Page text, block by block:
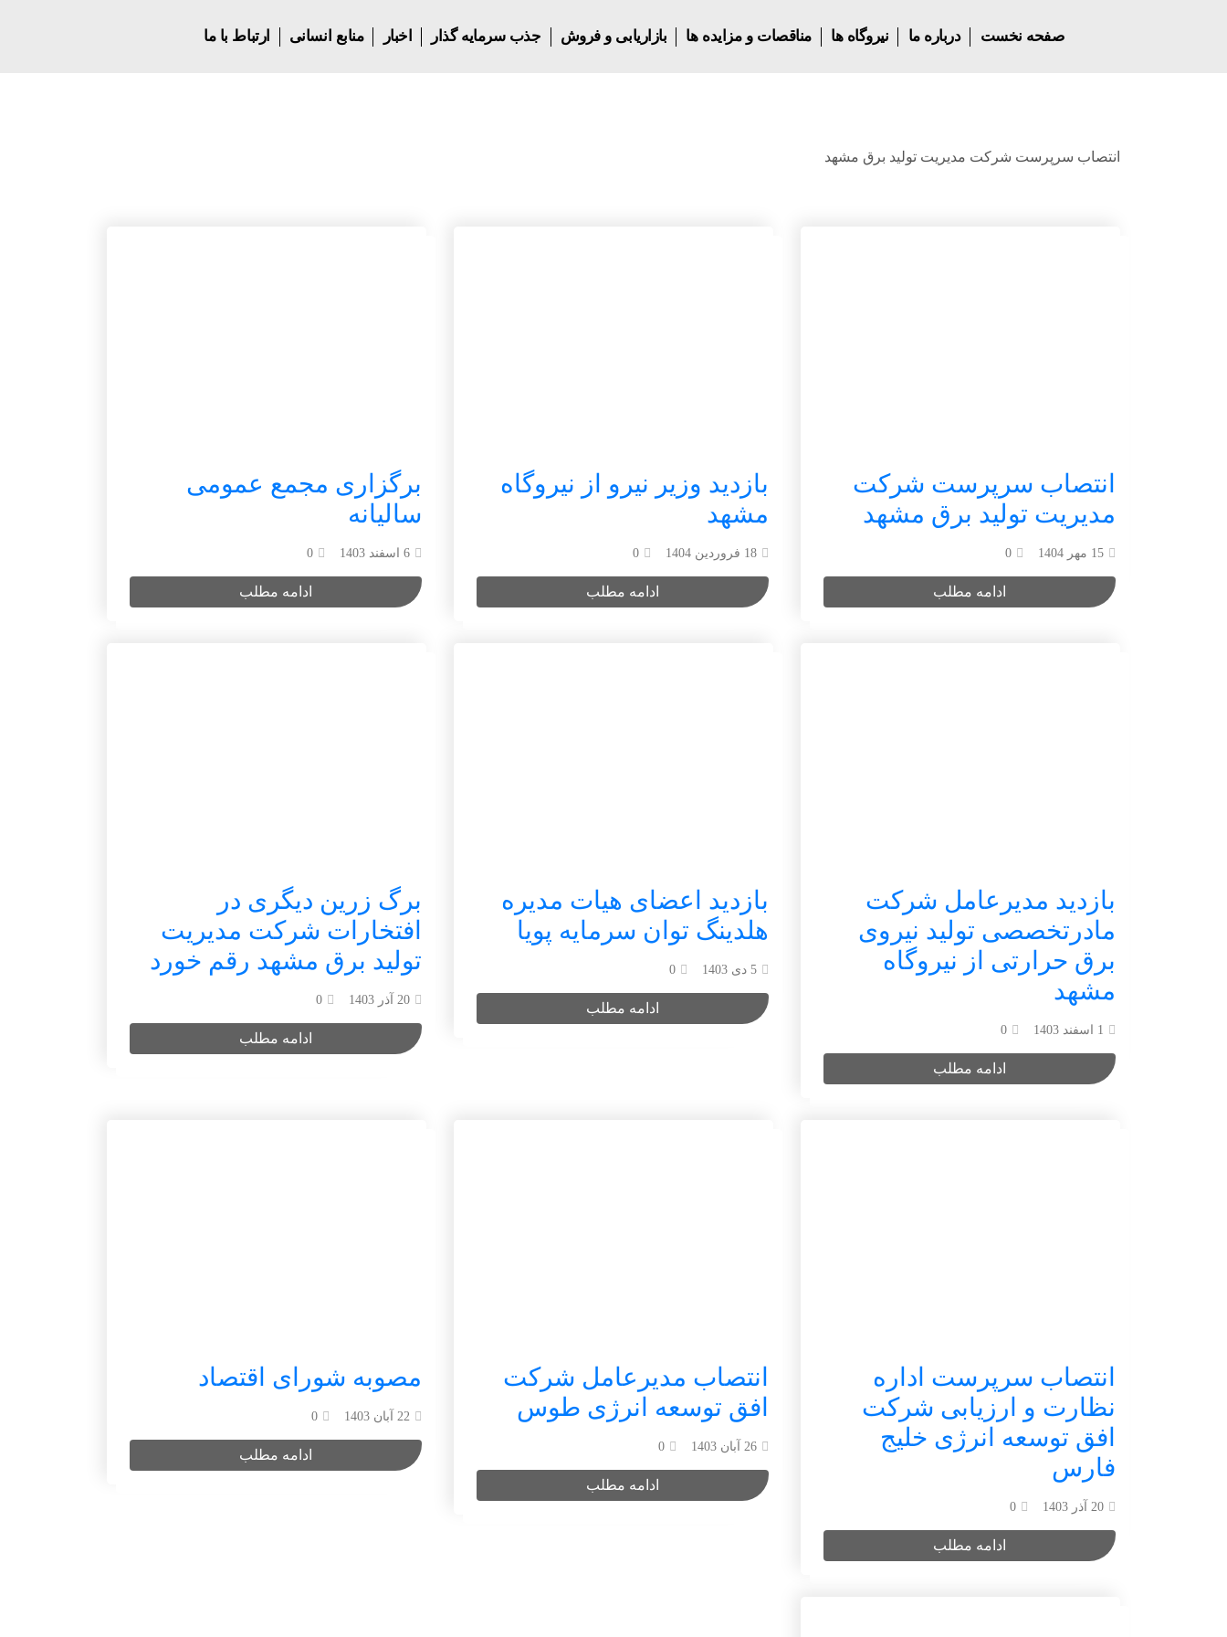
صفحه نخست درباره ما نیروگاه ها مناقصات و مزایده ها بازاریابی و فروش جذب سرمایه گذار اخبار منابع انسانی ارتباط با ما
انتصاب سرپرست شرکت مدیریت تولید برق مشهد
انتصاب سرپرست شرکت
مدیریت تولید برق مشهد
15 مهر 1404 0
ادامه مطلب
بازدید وزیر نیرو از نیروگاه
مشهد
18 فروردین 1404 0
ادامه مطلب
برگزاری مجمع عمومی
سالیانه
6 اسفند 1403 0
ادامه مطلب
بازدید مدیرعامل شرکت
مادرتخصصی تولید نیروی
برق حرارتی از نیروگاه
مشهد
1 اسفند 1403 0
ادامه مطلب
بازدید اعضای هیات مدیره
هلدینگ توان سرمایه پویا
5 دی 1403 0
ادامه مطلب
برگ زرین دیگری در
افتخارات شرکت مدیریت
تولید برق مشهد رقم خورد
20 آذر 1403 0
ادامه مطلب
انتصاب سرپرست اداره
نظارت و ارزیابی شرکت
افق توسعه انرژی خلیج
فارس
20 آذر 1403 0
ادامه مطلب
انتصاب مدیرعامل شرکت
افق توسعه انرژی طوس
26 آبان 1403 0
ادامه مطلب
مصوبه شورای اقتصاد
22 آبان 1403 0
ادامه مطلب